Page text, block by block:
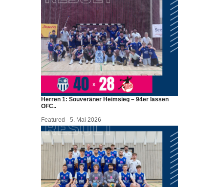
Herren 1: Souveräner Heimsieg – 94er lassen
OFC..
Featured
5. Mai 2026